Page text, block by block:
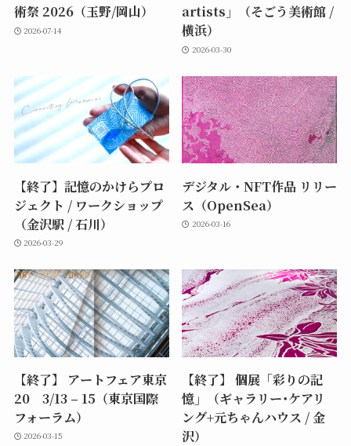
術祭 2026（玉野/岡山）
2026-07-14
artists」（そごう美術館 /
横浜）
2026-03-30
【終了】記憶のかけらプロ
ジェクト / ワークショップ
（金沢駅 / 石川）
2026-03-29
デジタル・NFT作品 リリー
ス（OpenSea）
2026-03-16
【終了】 アートフェア東京
20 3/13 – 15（東京国際
フォーラム）
2026-03-15
【終了】 個展「彩りの記
憶」（ギャラリー･ケアリ
ング+元ちゃんハウス / 金
沢）